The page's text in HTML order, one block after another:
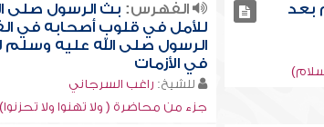
بعد
الفهرس: بث الرسول صلى
للأمل في قلوب أصحابه في
الرسول صلى الله عليه
في الأزمات
للشيخ: راغب السرجاني
جزء من محاضرة ( ولا تهنوا ولا تحزنوا)